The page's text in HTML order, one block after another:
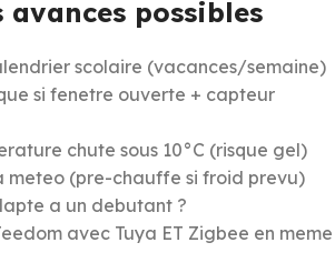
avances possibles
scolaire (vacances/semaine)
si fenetre ouverte + capteur
chute sous 10°C (risque gel)
(pre-chauffe si froid prevu)
a un debutant ?
avec Tuya ET Zigbee en meme